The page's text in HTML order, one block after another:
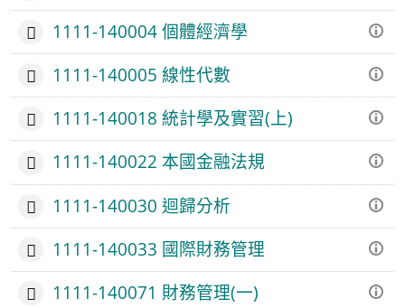
1111-140004 個體經濟學
1111-140005 線性代數
1111-140018 統計學及實習(上)
1111-140022 本國金融法規
1111-140030 迴歸分析
1111-140033 國際財務管理
1111-140071 財務管理(一)